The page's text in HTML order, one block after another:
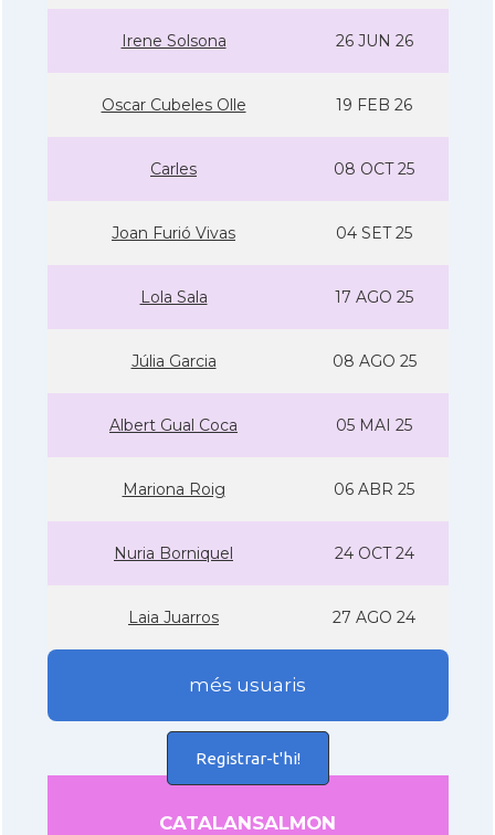
Irene Solsona 26 JUN 26
Oscar Cubeles Olle 19 FEB 26
Carles 08 OCT 25
Joan Furió Vivas 04 SET 25
Lola Sala 17 AGO 25
Júlia Garcia 08 AGO 25
Albert Gual Coca 05 MAI 25
Mariona Roig 06 ABR 25
Nuria Borniquel 24 OCT 24
Laia Juarros 27 AGO 24
més usuaris
Registrar-t'hi!
CATALANSALMON